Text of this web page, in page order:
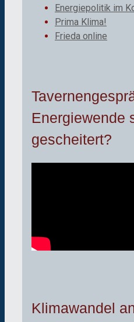
Energiepolitik im
Prima Klima!
Frieda online
Energiewende
gescheitert?
Klimawandel